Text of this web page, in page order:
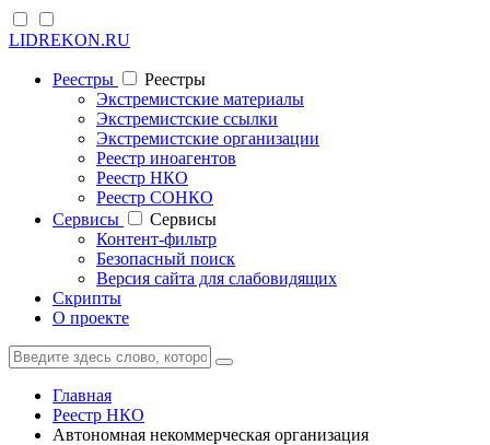
LIDREKON.RU
Реестры
Реестры
Экстремистские материалы
Экстремистские ссылки
Экстремистские организации
Реестр иноагентов
Реестр НКО
Реестр СОНКО
Cервисы
Cервисы
Контент-фильтр
Безопасный поиск
Версия сайта для слабовидящих
Скрипты
О проекте
Главная
Реестр НКО
Автономная некоммерческая организация